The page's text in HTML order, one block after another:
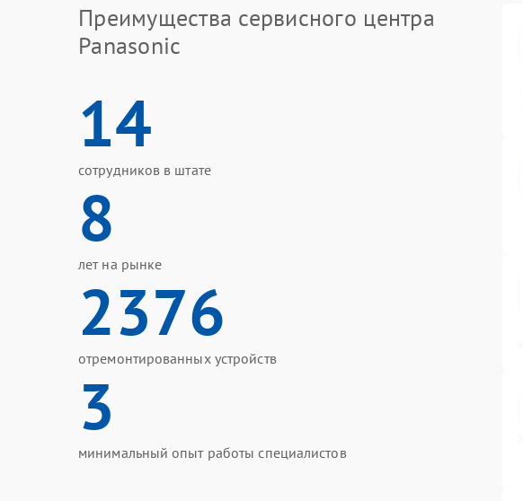
Преимущества сервисного центра
Panasonic
14
сотрудников в штате
8
лет на рынке
2376
отремонтированных устройств
3
минимальный опыт работы специалистов